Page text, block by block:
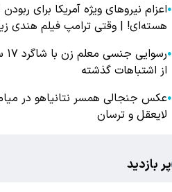
●اعزام نیروهای ویژه آمریکا برای ربودن
هسته‌ای! | وقتی ترامپ فیلم هندی
●
از اشتباهات گذشته
●عکس جنجالی همسر نتانیاهو در
لایعقل و ترسان
پر بازدید